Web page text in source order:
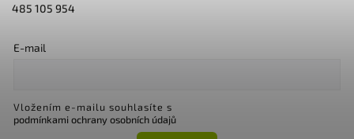
485 105 954
E-mail
Vložením e-mailu souhlasíte s
podmínkami ochrany osobních údajů